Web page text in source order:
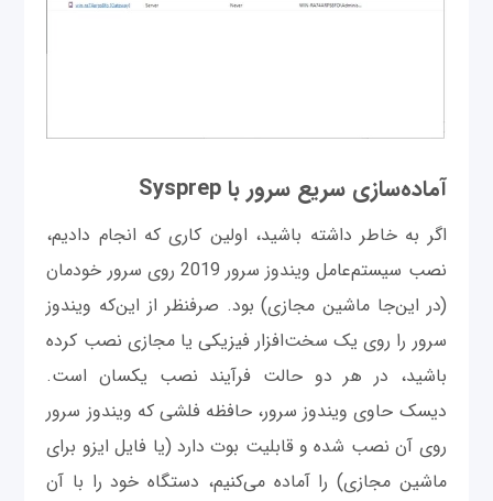
آماده‌سازی سریع سرور با Sysprep
اگر به خاطر داشته باشید، اولین کاری که انجام دادیم،
نصب سیستم‌عامل ویندوز سرور 2019 روی سرور خودمان
(در این‌جا ماشین مجازی) بود. صرفنظر از این‌که ویندوز
سرور را روی یک سخت‌افزار فیزیکی یا مجازی نصب کرده
باشید، در هر دو حالت فرآیند نصب یکسان است.
دیسک حاوی ویندوز سرور، حافظه فلشی که ویندوز سرور
روی آن نصب شده و قابلیت بوت دارد (یا فایل ایزو برای
ماشین مجازی) را آماده می‌کنیم، دستگاه خود را با آن